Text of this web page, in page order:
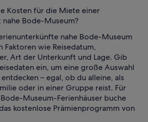
Kosten für die Miete einer
Bode-Museum?
nahe Bode-Museum
Faktoren wie Reisedatum,
Art der Unterkunft und Lage. Gib
ein, um eine große Auswahl
– egal, ob du alleine, als
oder in einer Gruppe reist. Für
Museum-Ferienhäuser buche
kostenlose Prämienprogramm von